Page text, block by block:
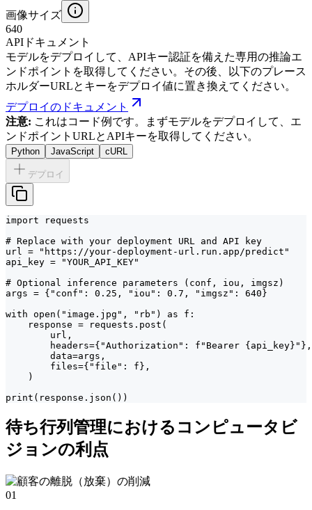
画像サイズ
640
APIドキュメント
モデルをデプロイして、APIキー認証を備えた専用の推論エ
ンドポイントを取得してください。その後、以下のプレース
ホルダーURLとキーをデプロイ値に置き換えてください。
デプロイのドキュメント
注意: これはコード例です。まずモデルをデプロイして、エ
ンドポイントURLとAPIキーを取得してください。
Python JavaScript cURL
デプロイ
import requests
# Replace with your deployment URL and API key
url = "https://your-deployment-url.run.app/predict"
api_key = "YOUR_API_KEY"
# Optional inference parameters (conf, iou, imgsz)
args = {"conf": 0.25, "iou": 0.7, "imgsz": 640}
with open("image.jpg", "rb") as f:
    response = requests.post(
        url,
        headers={"Authorization": f"Bearer {api_key}"},
        data=args,
        files={"file": f},
    )
print(response.json())
待ち行列管理におけるコンピュータビ
ジョンの利点
01